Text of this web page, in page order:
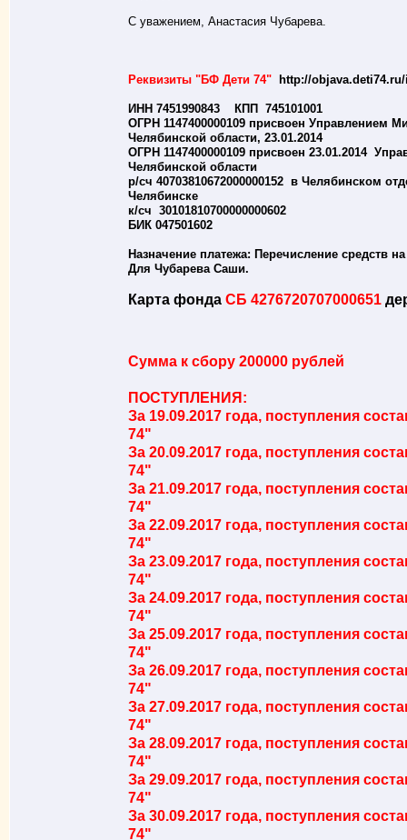
С уважением, Анастасия Чубарева.
Реквизиты "БФ Дети 74"http://objava.deti74.ru/
ИНН 7451990843 КПП 745101001
ОГРН 1147400000109 присвоен Управлением
Челябинской области, 23.01.2014
ОГРН 1147400000109 присвоен 23.01.2014
Челябинской области
р/сч 40703810672000000152 в Челябинском
Челябинске
к/сч 30101810700000000602
БИК 047501602
Назначение платежа: Перечисление средств
Для Чубарева Саши.
Карта фонда СБ 4276720707000651
Сумма к сбору 200000 рублей
ПОСТУПЛЕНИЯ:
За 19.09.2017 года, поступления
74"
За 20.09.2017 года, поступления
74"
За 21.09.2017 года, поступления
74"
За 22.09.2017 года, поступления
74"
За 23.09.2017 года, поступления
74"
За 24.09.2017 года, поступления
74"
За 25.09.2017 года, поступления
74"
За 26.09.2017 года, поступления
74"
За 27.09.2017 года, поступления
74"
За 28.09.2017 года, поступления
74"
За 29.09.2017 года, поступления
74"
За 30.09.2017 года, поступления
74"